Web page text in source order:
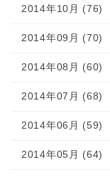
2014年10月 (76)
2014年09月 (70)
2014年08月 (60)
2014年07月 (68)
2014年06月 (59)
2014年05月 (64)